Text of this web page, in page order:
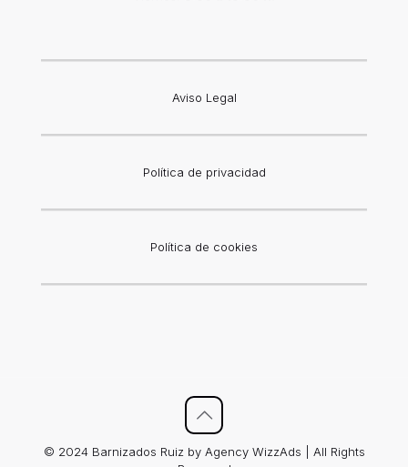
Aviso Legal
Política de privacidad
Política de cookies
© 2024 Barnizados Ruiz by Agency WizzAds | All Rights